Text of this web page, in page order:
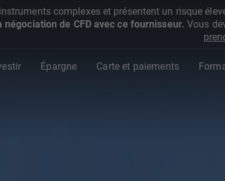
complexes et présentent un risque
négociation de CFD avec ce fournisseur. Vous
Épargne Carte et paiements